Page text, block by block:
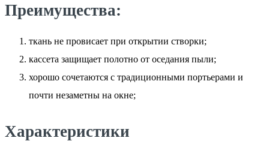
Преимущества:
ткань не провисает при открытии створки;
кассета защищает полотно от оседания пыли;
хорошо сочетаются с традиционными портьерами и
почти незаметны на окне;
Характеристики